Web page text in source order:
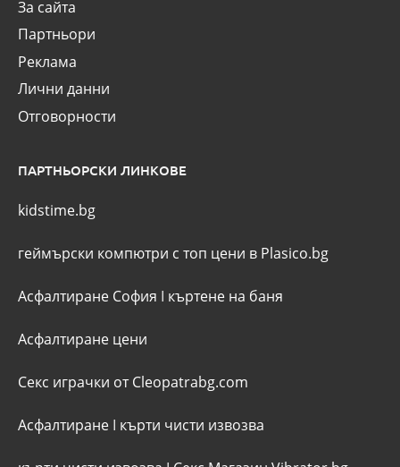
За сайта
Партньори
Реклама
Лични данни
Отговорности
ПАРТНЬОРСКИ ЛИНКОВЕ
kidstime.bg
геймърски компютри с топ цени в Plasico.bg
Асфалтиране София I къртене на баня
Асфалтиране цени
Секс играчки от Cleopatrabg.com
Асфалтиране I кърти чисти извозва